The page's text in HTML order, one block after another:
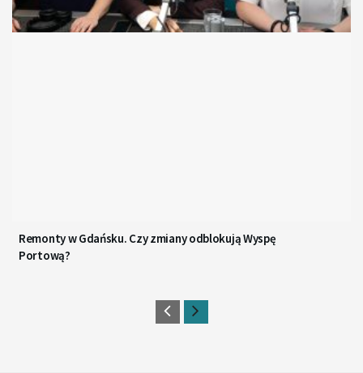
Remonty w Gdańsku. Czy zmiany odblokują Wyspę
Portową?